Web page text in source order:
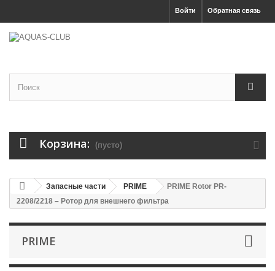
Обратная связь
Войти
Корзина: (пусто)
Запасные части PRIME
PRIME Rotor PR-
2208/2218 – Ротор для внешнего фильтра
PRIME